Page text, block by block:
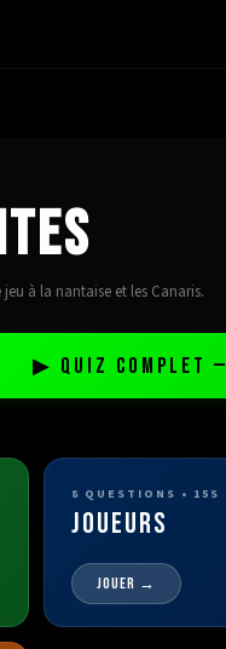
à la nantaise et les Canaris.
▶ QUIZ COMPLET —
8 QUESTIONS • 15S
JOUEURS
JOUER →